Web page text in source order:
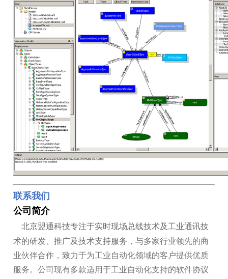
联系我们
公司简介
北京盟通科技专注于实时现场总线技术及工业通讯技
术的研发、推广及技术支持服务 ，与多家行业领先的商
业伙伴合作，致力于为工业自动化领域的客户提供优质
服务。公司现有多款适用于工业自动化支持的软件协议